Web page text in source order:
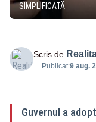
SIMPLIFICATĂ
Scris de
Publicat:9 aug.
Guvernul a